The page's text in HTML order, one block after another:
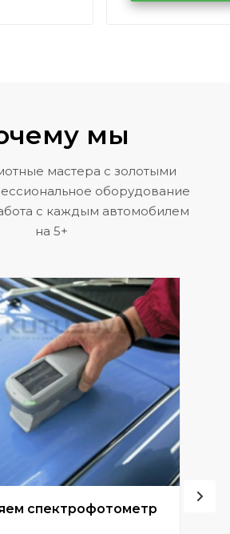
KUTUZOVV
мы
мастера с золотыми
оборудование
с каждым автомобилем
на 5+
спектрофотометр